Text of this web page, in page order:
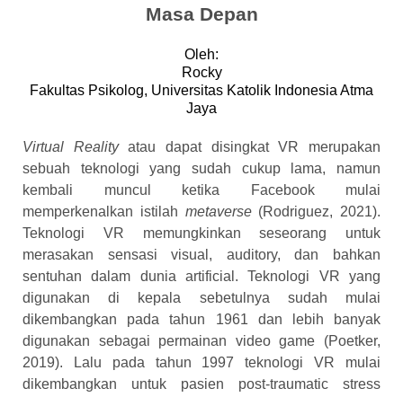
Masa Depan
Oleh:
Rocky
Fakultas Psikolog, Universitas Katolik Indonesia Atma
Jaya
Virtual Realityatau dapat disingkat VR merupakan
sebuah teknologi yang sudah cukup lama, namun
kembali muncul ketika Facebook mulai
memperkenalkan istilah metaverse (Rodriguez, 2021).
Teknologi VR memungkinkan seseorang untuk
merasakan sensasi visual, auditory, dan bahkan
sentuhan dalam dunia artificial. Teknologi VR yang
digunakan di kepala sebetulnya sudah mulai
dikembangkan pada tahun 1961 dan lebih banyak
digunakan sebagai permainan video game (Poetker,
2019). Lalu pada tahun 1997 teknologi VR mulai
dikembangkan untuk pasien post-traumatic stress